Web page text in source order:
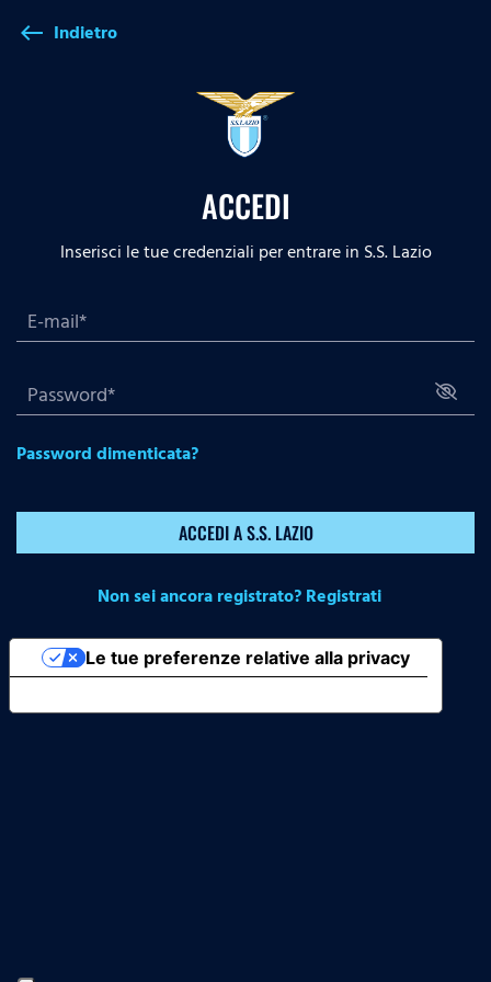
west Indietro
ACCEDI
Inserisci le tue credenziali per entrare in S.S. Lazio
Password dimenticata?
ACCEDI A S.S. LAZIO
Non sei ancora registrato? Registrati
Le tue preferenze relative alla privacy